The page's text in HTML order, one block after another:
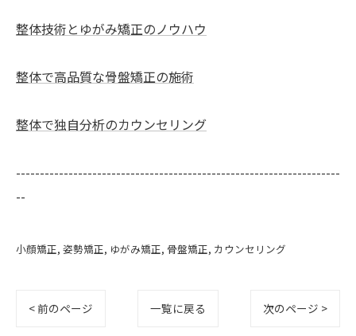
整体技術とゆがみ矯正のノウハウ
整体で高品質な骨盤矯正の施術
整体で独自分析のカウンセリング
--------------------------------------------------------------------
--
小顔矯正 姿勢矯正 ゆがみ矯正 骨盤矯正 カウンセリング
< 前のページ 一覧に戻る 次のページ >